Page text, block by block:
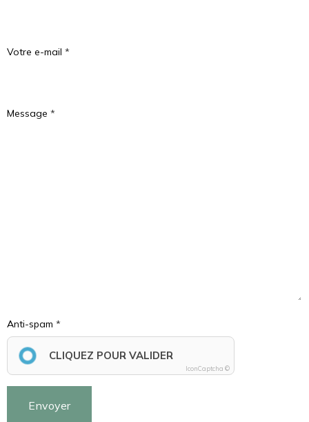
Votre e-mail
Message
Anti-spam
CLIQUEZ POUR VALIDER
IconCaptcha ©
Envoyer